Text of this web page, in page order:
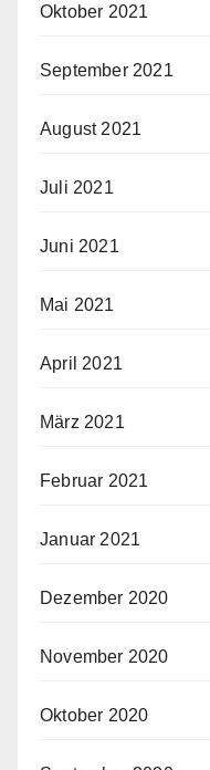
Oktober 2021
September 2021
August 2021
Juli 2021
Juni 2021
Mai 2021
April 2021
März 2021
Februar 2021
Januar 2021
Dezember 2020
November 2020
Oktober 2020